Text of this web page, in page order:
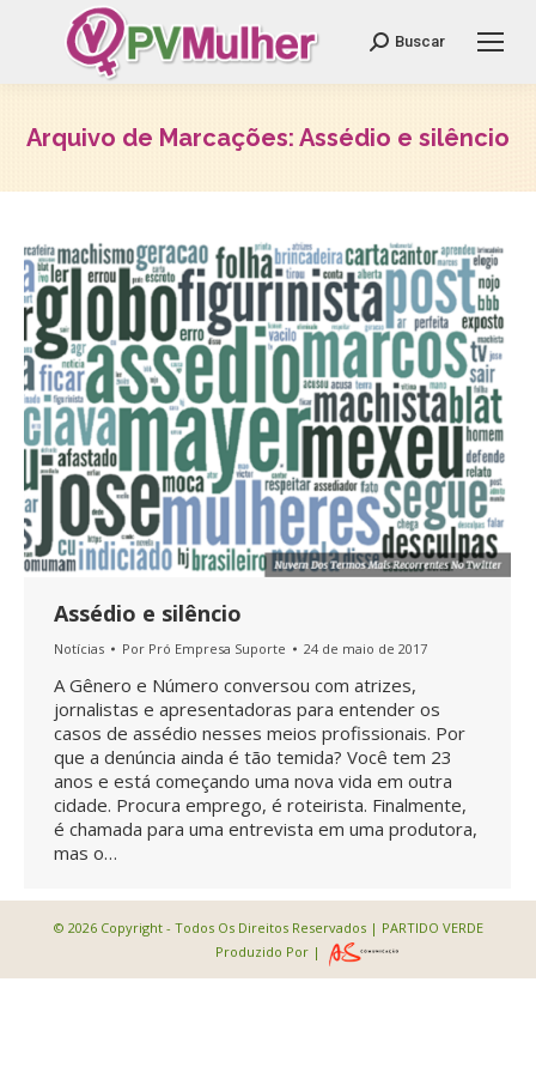
Search:
Buscar
Arquivo de Marcações: Assédio e silêncio
Assédio e silêncio
Notícias Por Pró Empresa Suporte 24 de maio de 2017
A Gênero e Número conversou com atrizes,
jornalistas e apresentadoras para entender os
casos de assédio nesses meios profissionais. Por
que a denúncia ainda é tão temida? Você tem 23
anos e está começando uma nova vida em outra
cidade. Procura emprego, é roteirista. Finalmente,
é chamada para uma entrevista em uma produtora,
mas o…
© 2026 Copyright - Todos Os Direitos Reservados | PARTIDO VERDE
Produzido Por |